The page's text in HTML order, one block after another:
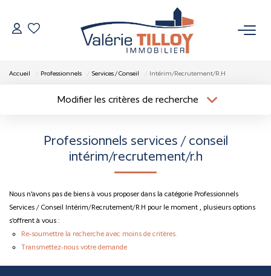
VENDRE
L’AGENCE
Nos Actualités
Nos Outils
Accueil Professionnels Services / Conseil Intérim/Recrutement/R.H
Modifier les critères de recherche
Budget max
Professionnels services / conseil
intérim/recrutement/r.h
Nous n'avons pas de biens à vous proposer dans la catégorie Professionnels
Services / Conseil Intérim/Recrutement/R.H pour le moment , plusieurs options
s'offrent à vous :
Re-soumettre la recherche avec moins de critères.
Transmettez-nous votre demande